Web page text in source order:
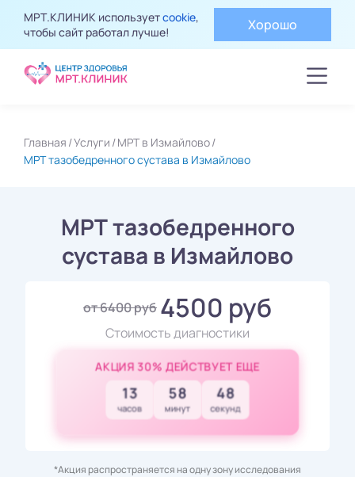
МРТ.КЛИНИК используетcookie,
чтобы сайт работал лучше!
Хорошо
Главная Услуги МРТ в Измайлово
МРТ тазобедренного сустава в Измайлово
МРТ тазобедренного
сустава в Измайлово
от 6400 руб 4500 руб
Стоимость диагностики
АКЦИЯ 30% ДЕЙСТВУЕТ ЕЩЕ
13
часов
58
минут
47
секунд
*Акция распространяется на одну зону исследования